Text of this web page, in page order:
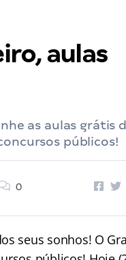
aulas
as aulas grátis
públicos!
0
seus sonhos! O